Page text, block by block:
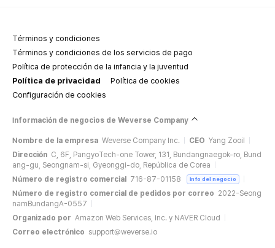
Términos y condiciones
Términos y condiciones de los servicios de pago
Política de protección de la infancia y la juventud
Política de privacidad
Política de cookies
Configuración de cookies
Información de negocios de Weverse Company
Nombre de la empresa Weverse Company Inc. CEO Yang Zooil
Dirección C, 6F, PangyoTech-one Tower, 131, Bundangnaegok-ro, Bund
ang-gu, Seongnam-si, Gyeonggi-do, República de Corea
Número de registro comercial
716-87-01158 Info del negocio
Número de registro comercial de pedidos por correo 2022-Seong
namBundangA-0557
Organizado por Amazon Web Services, Inc. y NAVER Cloud
Correo electrónico support@weverse.io